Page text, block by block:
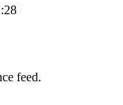
feed.